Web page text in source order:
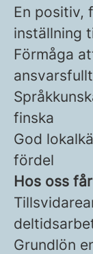
En positiv,
inställning
Förmåga
ansvarsfullt
finska
God
fördel
Hos oss
Grundlön